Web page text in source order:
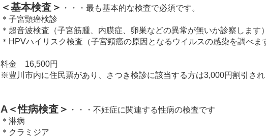
＜基本検査＞
・・・最も基本的な検査で必須です。
＊子宮頸癌検診
＊超音波検査（子宮筋腫、内膜症、卵巣などの異常が無いか診察します）
＊HPVハイリスク検査（子宮頸癌の原因となるウイルスの感染を調べま
料金 16,500円
※豊川市内に住民票があり、さつき検診に該当する方は3,000円割引され
A＜性病検査＞
・・・不妊症に関連する性病の検査です
＊淋病
＊クラミジア